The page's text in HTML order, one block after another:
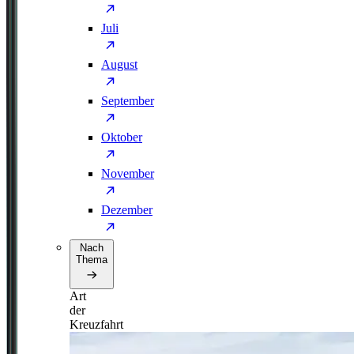
Juli
August
September
Oktober
November
Dezember
Nach
Thema
Art
der
Kreuzfahrt